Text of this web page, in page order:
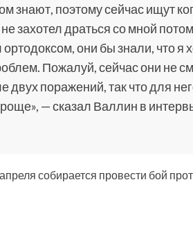
знают, поэтому сейчас ищут
захотел драться со мной
они бы знали, что я
Пожалуй, сейчас они не
двух поражений, так что для
— сказал Валлин в
собирается провести бой